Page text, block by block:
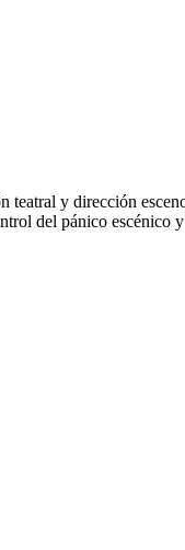
y dirección
del pánico